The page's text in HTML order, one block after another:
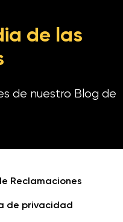
de las
de nuestro Blog de
Reclamaciones
de privacidad